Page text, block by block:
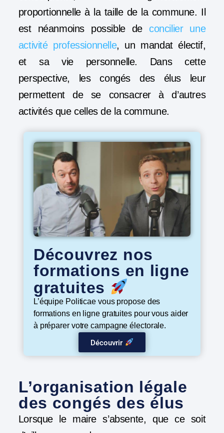
proportionnelle à la taille de la commune. Il
est néanmoins possible de concilier une
activité professionnelle, un mandat électif,
et sa vie personnelle. Dans cette
perspective, les congés des élus leur
permettent de se consacrer à d’autres
activités que celles de la commune.
Découvrez nos
formations en ligne
gratuites
L’équipe Politicae vous propose des
formations en ligne gratuites pour vous aider
à préparer votre campagne électorale.
Découvrir
L’organisation légale
des congés des élus
Lorsque le maire s’absente, que ce soit